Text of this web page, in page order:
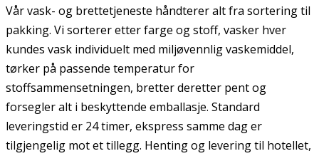
Vår vask- og brettetjeneste håndterer alt fra sortering til
pakking. Vi sorterer etter farge og stoff, vasker hver
kundes vask individuelt med miljøvennlig vaskemiddel,
tørker på passende temperatur for
stoffsammensetningen, bretter deretter pent og
forsegler alt i beskyttende emballasje. Standard
leveringstid er 24 timer, ekspress samme dag er
tilgjengelig mot et tillegg. Henting og levering til hotellet,